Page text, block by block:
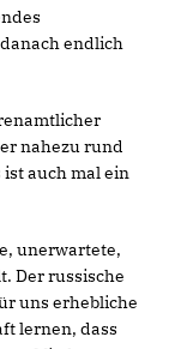
endlich
nahezu rund
ist auch mal ein
unerwartete,
Der russische
uns erhebliche
lernen, dass